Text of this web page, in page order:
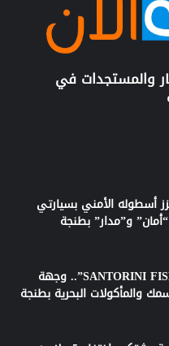
والمستجدات في
أسطوله الأمني بسيارتي
و”مدار” بطنجة
افتتاح مطعم “SANTORINI FISH”.. وجهة
والمأكولات البحرية بطنجة